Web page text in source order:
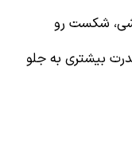
شکست رو
بیشتری به جلو